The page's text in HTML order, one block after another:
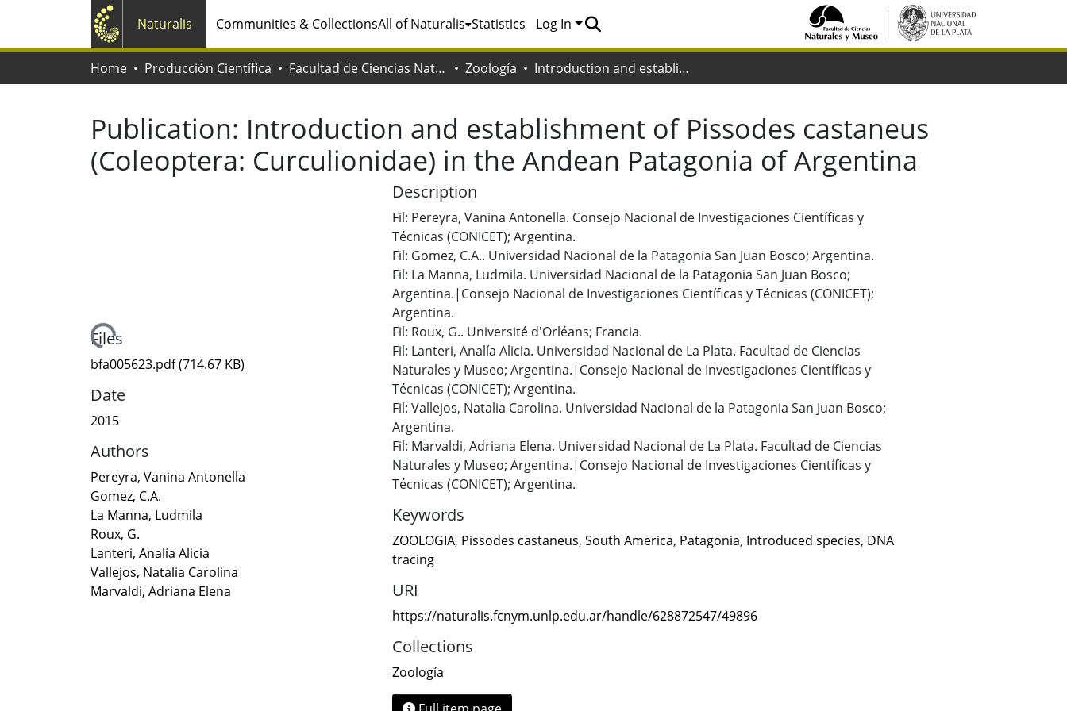
Naturalis Communities & CollectionsAll of Naturalis Statistics Log In
Home Producción Científica Facultad de Ciencias Naturales y Museo Zoología Introduction and establishment of Pissodes castaneus (Coleoptera: Curculionidae) in the Andean Patagonia of Argentina
Publication: Introduction and establishment of Pissodes castaneus
(Coleoptera: Curculionidae) in the Andean Patagonia of Argentina
Loading...
Files
bfa005623.pdf(714.67 KB)
Date
2015
Authors
Pereyra, Vanina Antonella
Gomez, C.A.
La Manna, Ludmila
Roux, G.
Lanteri, Analía Alicia
Vallejos, Natalia Carolina
Marvaldi, Adriana Elena
Description
Fil: Pereyra, Vanina Antonella. Consejo Nacional de Investigaciones Científicas y
Técnicas (CONICET); Argentina.
Fil: Gomez, C.A.. Universidad Nacional de la Patagonia San Juan Bosco; Argentina.
Fil: La Manna, Ludmila. Universidad Nacional de la Patagonia San Juan Bosco;
Argentina.|Consejo Nacional de Investigaciones Científicas y Técnicas (CONICET);
Argentina.
Fil: Roux, G.. Université d'Orléans; Francia.
Fil: Lanteri, Analía Alicia. Universidad Nacional de La Plata. Facultad de Ciencias
Naturales y Museo; Argentina.|Consejo Nacional de Investigaciones Científicas y
Técnicas (CONICET); Argentina.
Fil: Vallejos, Natalia Carolina. Universidad Nacional de la Patagonia San Juan Bosco;
Argentina.
Fil: Marvaldi, Adriana Elena. Universidad Nacional de La Plata. Facultad de Ciencias
Naturales y Museo; Argentina.|Consejo Nacional de Investigaciones Científicas y
Técnicas (CONICET); Argentina.
Keywords
ZOOLOGIA, Pissodes castaneus, South America, Patagonia, Introduced species, DNA
tracing
URI
https://naturalis.fcnym.unlp.edu.ar/handle/628872547/49896
Collections
Zoología